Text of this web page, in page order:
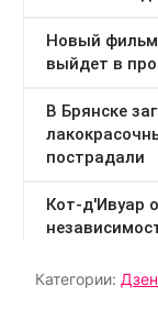
Категории: Дзен